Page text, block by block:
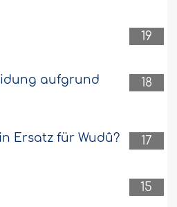
Rangstufe, die ein
Grenze für den Rang
liegt diese Grenze?..
25-10-2018
19
18
aufgrund
17
Ersatz für Wudû?
15